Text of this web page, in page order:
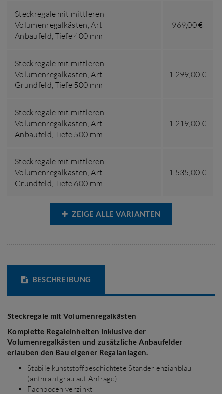
Steckregale mit mittleren
Volumenregalkästen,Art
Anbaufeld, Tiefe 400 mm
969,00 €
Steckregale mit mittleren
Volumenregalkästen,Art
Grundfeld, Tiefe 500 mm
1.299,00 €
Steckregale mit mittleren
Volumenregalkästen,Art
Anbaufeld, Tiefe 500 mm
1.219,00 €
Steckregale mit mittleren
Volumenregalkästen,Art
Grundfeld, Tiefe 600 mm
1.535,00 €
ZEIGE ALLE VARIANTEN
BESCHREIBUNG
Steckregale mit Volumenregalkästen
Komplette Regaleinheiten inklusive der
Volumenregalkästen und zusätzliche Anbaufelder
erlauben den Bau eigener Regalanlagen.
Stabile kunststoffbeschichtete Ständer enzianblau
(anthrazitgrau auf Anfrage)
Fachböden verzinkt